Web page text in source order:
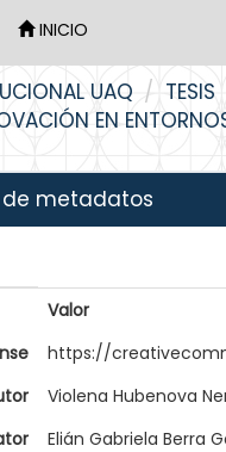
INICIO
UAQ TESIS
EN
metadatos
Valor
https://
Violena Hubenova
Elián Gabriela Berra